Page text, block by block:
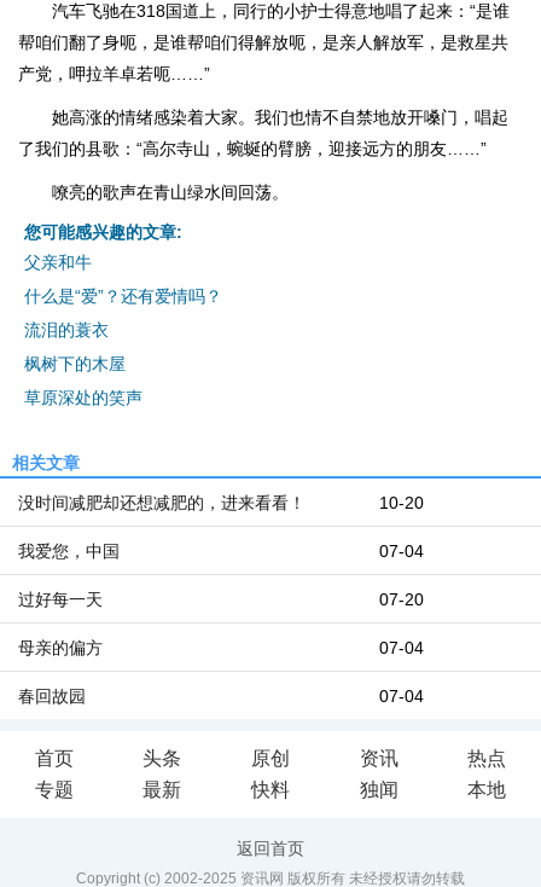
汽车飞驰在318国道上，同行的小护士得意地唱了起来：“是谁
帮咱们翻了身呃，是谁帮咱们得解放呃，是亲人解放军，是救星共
产党，呷拉羊卓若呃……”
她高涨的情绪感染着大家。我们也情不自禁地放开嗓门，唱起
了我们的县歌：“高尔寺山，蜿蜒的臂膀，迎接远方的朋友……”
嘹亮的歌声在青山绿水间回荡。
您可能感兴趣的文章:
父亲和牛
什么是“爱”？还有爱情吗？
流泪的蓑衣
枫树下的木屋
草原深处的笑声
相关文章
10-20
没时间减肥却还想减肥的，进来看看！
07-04
我爱您，中国
07-20
过好每一天
07-04
母亲的偏方
07-04
春回故园
首页 头条 原创 资讯
热点
专题
最新 快料 独闻 本地
返回首页
Copyright (c) 2002-2025 资讯网 版权所有 未经授权请勿转载